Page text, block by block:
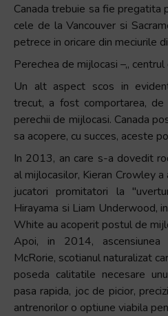
Canada trebuie sa fie pregatita
cele de la Vancouver si
petrece in oricare din meciurile
Perechea de mijlocasi –„
Un alt aspect scos in
trecut, a fost comportarea,
perechii de mijlocasi. Canada
sa acopere, cu succes, aceste
In 2013, an care s-a dovedit
al mijlocasilor, Kieran Crowley
jucatori promitatori la
Hirayama si Liam Underwood,
White au acoperit postul de
Apoi, in 2014,
McRorie, scotianul naturalizat
poseda calitatile necesare
pasa rapida, joc de picior,
antrenorilor o optiune viabila